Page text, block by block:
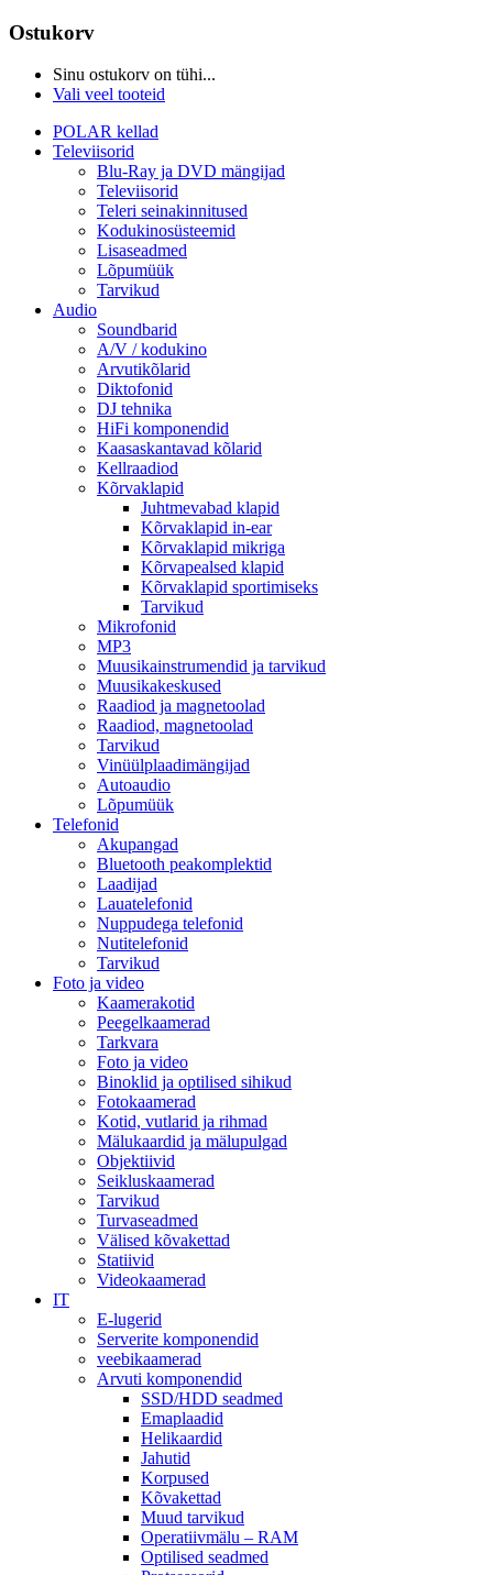
Ostukorv
Sinu ostukorv on tühi...
Vali veel tooteid
POLAR kellad
Televiisorid
Blu-Ray ja DVD mängijad
Televiisorid
Teleri seinakinnitused
Kodukinosüsteemid
Lisaseadmed
Lõpumüük
Tarvikud
Audio
Soundbarid
A/V / kodukino
Arvutikõlarid
Diktofonid
DJ tehnika
HiFi komponendid
Kaasaskantavad kõlarid
Kellraadiod
Kõrvaklapid
Juhtmevabad klapid
Kõrvaklapid in-ear
Kõrvaklapid mikriga
Kõrvapealsed klapid
Kõrvaklapid sportimiseks
Tarvikud
Mikrofonid
MP3
Muusikainstrumendid ja tarvikud
Muusikakeskused
Raadiod ja magnetoolad
Raadiod, magnetoolad
Tarvikud
Vinüülplaadimängijad
Autoaudio
Lõpumüük
Telefonid
Akupangad
Bluetooth peakomplektid
Laadijad
Lauatelefonid
Nuppudega telefonid
Nutitelefonid
Tarvikud
Foto ja video
Kaamerakotid
Peegelkaamerad
Tarkvara
Foto ja video
Binoklid ja optilised sihikud
Fotokaamerad
Kotid, vutlarid ja rihmad
Mälukaardid ja mälupulgad
Objektiivid
Seikluskaamerad
Tarvikud
Turvaseadmed
Välised kõvakettad
Statiivid
Videokaamerad
IT
E-lugerid
Serverite komponendid
veebikaamerad
Arvuti komponendid
SSD/HDD seadmed
Emaplaadid
Helikaardid
Jahutid
Korpused
Kõvakettad
Muud tarvikud
Operatiivmälu – RAM
Optilised seadmed